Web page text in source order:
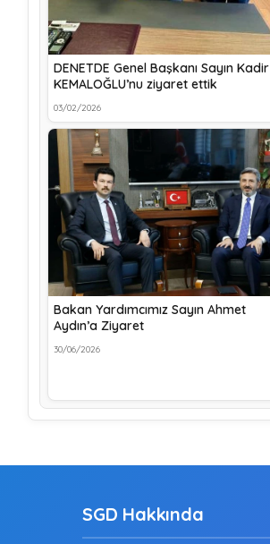
DENETDE Genel Başkanı Sayın Kadir
KEMALOĞLU’nu ziyaret ettik
03/02/2026
Bakan Yardımcımız Sayın Ahmet
Aydın’a Ziyaret
30/06/2026
SGD Hakkında